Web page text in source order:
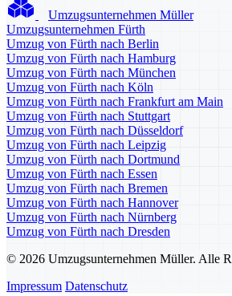
Umzugsunternehmen Müller
Umzugsunternehmen Fürth
Umzug von Fürth nach Berlin
Umzug von Fürth nach Hamburg
Umzug von Fürth nach München
Umzug von Fürth nach Köln
Umzug von Fürth nach Frankfurt am Main
Umzug von Fürth nach Stuttgart
Umzug von Fürth nach Düsseldorf
Umzug von Fürth nach Leipzig
Umzug von Fürth nach Dortmund
Umzug von Fürth nach Essen
Umzug von Fürth nach Bremen
Umzug von Fürth nach Hannover
Umzug von Fürth nach Nürnberg
Umzug von Fürth nach Dresden
© 2026 Umzugsunternehmen Müller. Alle
Impressum Datenschutz